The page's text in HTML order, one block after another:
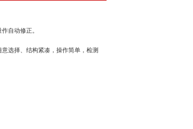
自动修正。
选择、结构紧凑，操作简单，检测